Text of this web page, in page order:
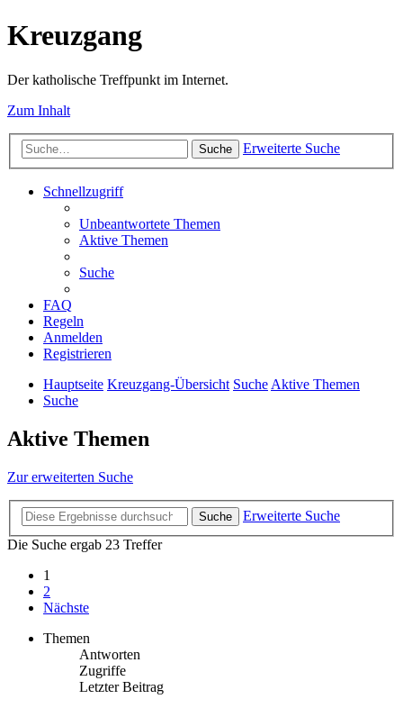
Kreuzgang
Der katholische Treffpunkt im Internet.
Zum Inhalt
Suche Erweiterte Suche
Schnellzugriff
Unbeantwortete Themen
Aktive Themen
Suche
FAQ
Regeln
Anmelden
Registrieren
Hauptseite Kreuzgang-Übersicht SucheAktive Themen
Suche
Aktive Themen
Zur erweiterten Suche
Suche
Erweiterte Suche
Die Suche ergab 23 Treffer
1
2
Nächste
Themen
Antworten
Zugriffe
Letzter Beitrag